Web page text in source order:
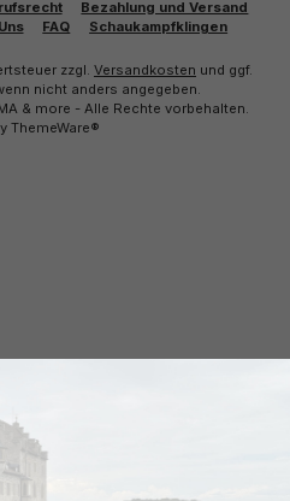
Bezahlung und Versand
FAQ Schaukampfklingen
zzgl. Versandkosten und ggf.
nicht anders angegeben.
& more - Alle Rechte vorbehalten.
ThemeWare®